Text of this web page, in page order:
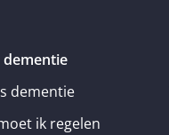
dementie
dementie
ik regelen